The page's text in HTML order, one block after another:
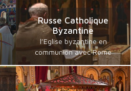
Russe Catholique
Byzantine
l’Eglise byzantine en
communion avec Rome